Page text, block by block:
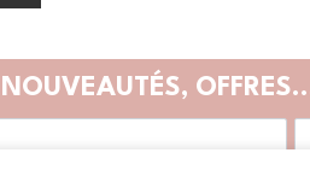
NOUVEAUTÉS,